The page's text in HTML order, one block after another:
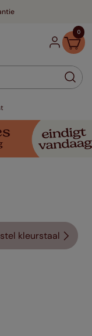
0
kleurstaal